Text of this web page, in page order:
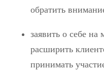
обратить
заявить о себе на
расширить
принимать